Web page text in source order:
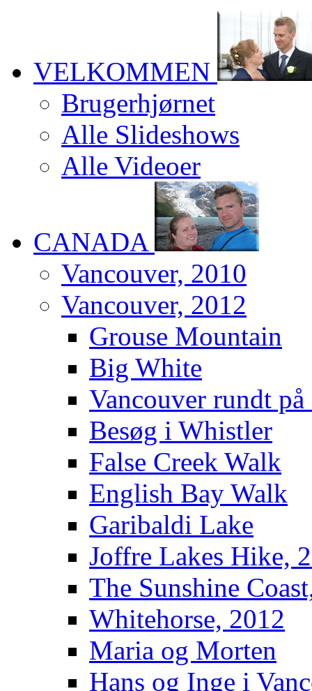
VELKOMMEN
Brugerhjørnet
Alle Slideshows
Alle Videoer
CANADA
Vancouver, 2010
Vancouver, 2012
Grouse Mountain
Big White
Vancouver rundt på
Besøg i Whistler
False Creek Walk
English Bay Walk
Garibaldi Lake
Joffre Lakes Hike,
The Sunshine
Whitehorse, 2012
Maria og Morten
Hans og Inge i